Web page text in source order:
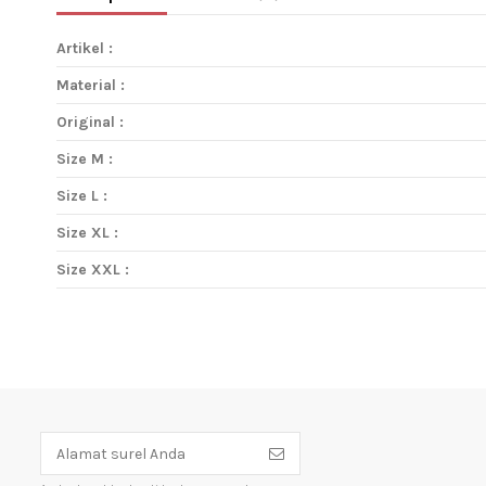
Artikel :
Material :
Original :
Size M :
Size L :
Size XL :
Size XXL :